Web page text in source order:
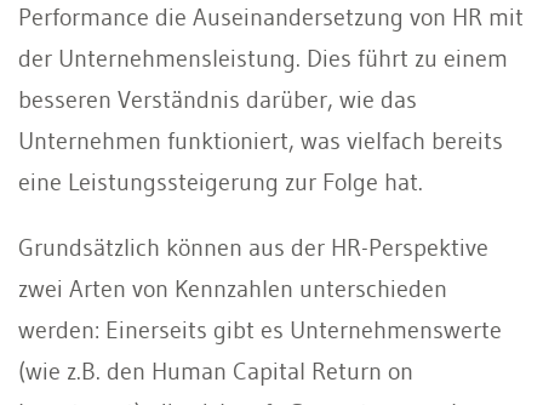
Performance die Auseinandersetzung von HR mit
der Unternehmensleistung. Dies führt zu einem
besseren Verständnis darüber, wie das
Unternehmen funktioniert, was vielfach bereits
eine Leistungssteigerung zur Folge hat.
Grundsätzlich können aus der HR-Perspektive
zwei Arten von Kennzahlen unterschieden
werden: Einerseits gibt es Unternehmenswerte
(wie z.B. den Human Capital Return on